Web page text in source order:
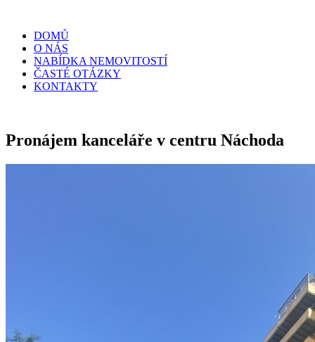
DOMŮ
O NÁS
NABÍDKA NEMOVITOSTÍ
ČASTÉ OTÁZKY
KONTAKTY
Pronájem kanceláře v centru Náchoda